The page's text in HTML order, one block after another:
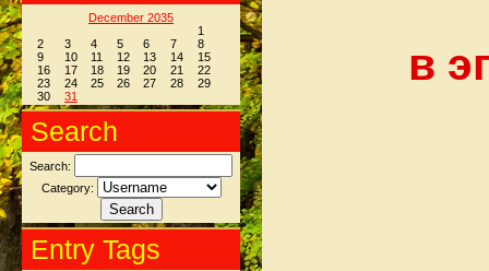
December 2035
1
2
3 4 5 6 7
8
9
10 11 12 13 14
15
16
17 18 19 20 21
22
23
24 25 26 27 28
29
30
31
Search
Search:
Category:
Entry Tags
в